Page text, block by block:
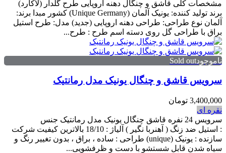
مشخصات کلی قاشق و چنگال دهنه اروپایی طرح گلدار (لاکارد)
برند تولید کننده: یونیک آلمان (Unique Germany) کشور مبدا برند:
آلمان نوع طراحی: طراحی دهنه اروپایی (جدید) مدل: طرح استیل
براق با طراحی گل روی دسته اسم طرح : طرح...
ناموجودSold out
سرویس قاشق و چنگال یونیک مدل رمانتیک
3,400,000 تومان
نقره ای
سرویس 24 نفره قاشق چنگال یونیک مدل رمانتیک جنس
: استیل ضد زنگ ( آهنربا نگیر ) آلیاژ : 18/10 بالاترین کیفیت شرکت
سازنده : یونیک (unique) طراحی : ساده ، براق ، بدون تغییر رنگ و
سیاه شدن قابل شستشو با دست و ظرفشویی...